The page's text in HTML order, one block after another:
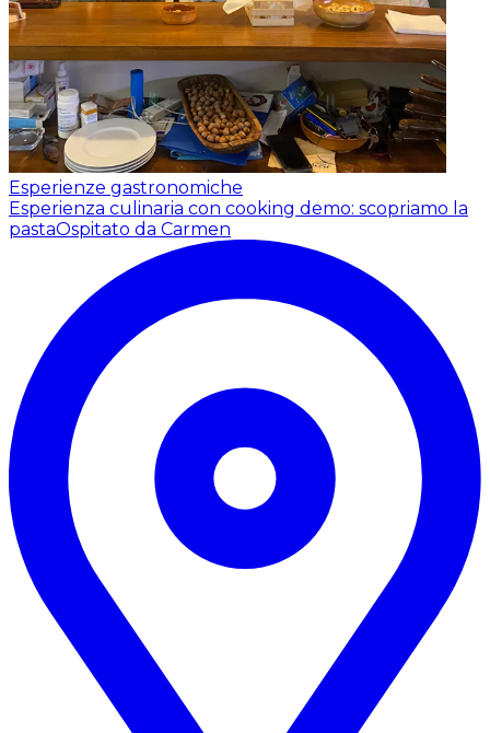
Esperienze gastronomiche
Esperienza culinaria con cooking demo: scopriamo la
pastaOspitato da Carmen